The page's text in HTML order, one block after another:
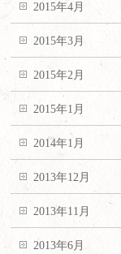
2015年4月
2015年3月
2015年2月
2015年1月
2014年1月
2013年12月
2013年11月
2013年6月